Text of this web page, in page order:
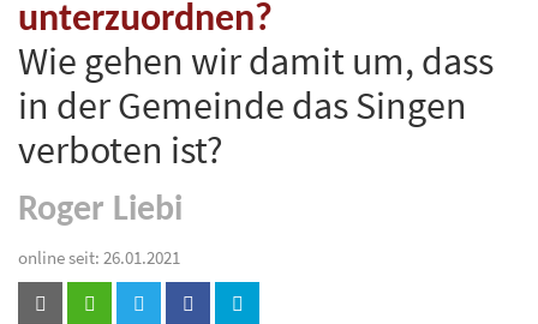
unterzuordnen?
Wie gehen wir damit um, dass
in der Gemeinde das Singen
verboten ist?
Roger Liebi
online seit: 26.01.2021